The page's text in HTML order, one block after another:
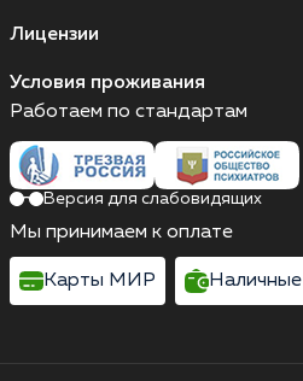
Лицензии
Условия проживания
Работаем по стандартам
Версия для слабовидящих
Мы принимаем к оплате
Карты МИР Наличные